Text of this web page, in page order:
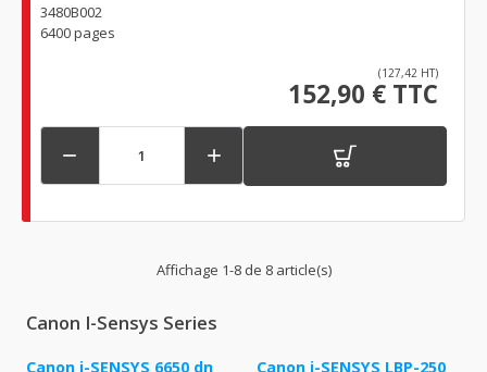
3480B002
6400 pages
(127,42 HT)
152,90 € TTC
 
Affichage 1-8 de 8 article(s)
Canon I-Sensys Series
Canon i-SENSYS 6650 dn
Canon i-SENSYS LBP-250